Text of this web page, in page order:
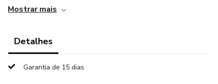
uso dessas terapias pode ser inserido em um estilo de vida
fundamental da alimentação, do sono, dos hormônios e da
Você vai entender:
Mostrar mais
Detalhes
Garantia de 15 dias